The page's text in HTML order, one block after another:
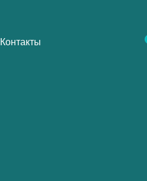
Контакты